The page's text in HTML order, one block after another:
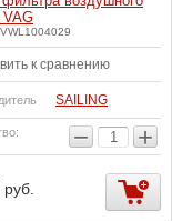
VAG
VWL1004029
к сравнению
SAILING
− +
руб.